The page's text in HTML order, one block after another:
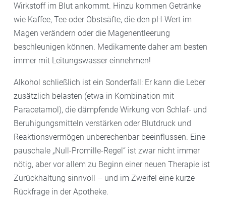
Wirkstoff im Blut ankommt. Hinzu kommen Getränke
wie Kaffee, Tee oder Obstsäfte, die den pH-Wert im
Magen verändern oder die Magenentleerung
beschleunigen können. Medikamente daher am besten
immer mit Leitungswasser einnehmen!
Alkohol schließlich ist ein Sonderfall: Er kann die Leber
zusätzlich belasten (etwa in Kombination mit
Paracetamol), die dämpfende Wirkung von Schlaf- und
Beruhigungsmitteln verstärken oder Blutdruck und
Reaktionsvermögen unberechenbar beeinflussen. Eine
pauschale „Null-Promille-Regel“ ist zwar nicht immer
nötig, aber vor allem zu Beginn einer neuen Therapie ist
Zurückhaltung sinnvoll – und im Zweifel eine kurze
Rückfrage in der Apotheke.